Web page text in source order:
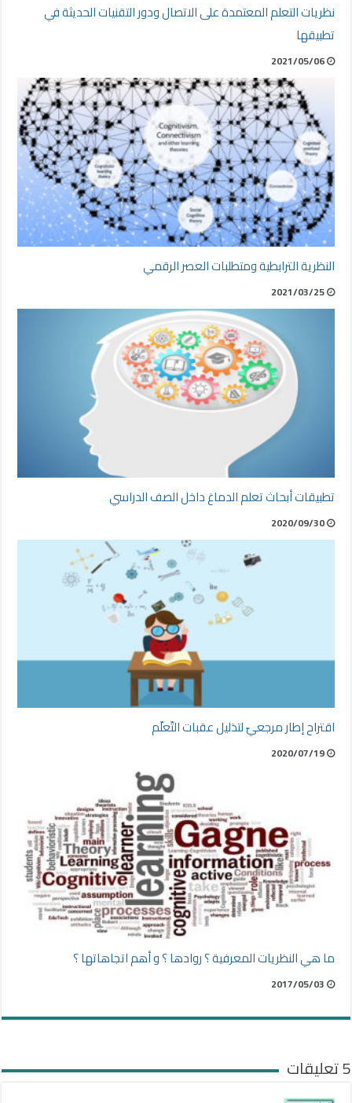
نظريات التعلم المعتمدة على الاتصال ودور التقنيات الحديثة في
تطبيقها
2021/05/06
النظرية الترابطية ومتطلبات العصر الرقمي
2021/03/25
تطبيقات أبحاث تعلم الدماغ داخل الصف الدراسي
2020/09/30
اقتراح إطار مرجعيّ لتذليل عقبات التّعلّم
2020/07/19
ما هي النظريات المعرفية ؟ روادها ؟ و أهم اتجاهاتها ؟
2017/05/03
5 تعليقات